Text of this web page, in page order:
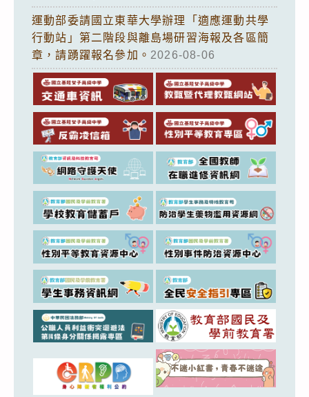
運動部委請國立東華大學辦理「適應運動共學
行動站」第二階段與離島場研習海報及各區簡
章，請踴躍報名參加。 2026-08-06